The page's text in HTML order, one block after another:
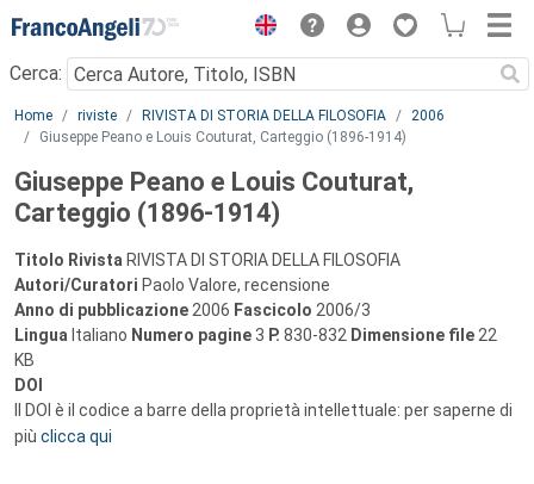
Menu
Cerca:
Main content
Home riviste RIVISTA DI STORIA DELLA FILOSOFIA
2006
Giuseppe Peano e Louis Couturat, Carteggio (1896-1914)
Giuseppe Peano e Louis Couturat,
Carteggio (1896-1914)
Titolo Rivista RIVISTA DI STORIA DELLA FILOSOFIA
Autori/Curatori Paolo Valore, recensione
Anno di pubblicazione 2006 Fascicolo 2006/3
Lingua Italiano Numero pagine 3 P. 830-832 Dimensione file 22
KB
DOI
Il DOI è il codice a barre della proprietà intellettuale: per saperne di
più clicca qui